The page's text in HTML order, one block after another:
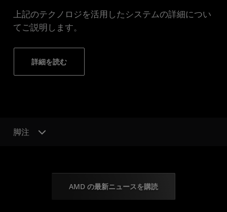
上記のテクノロジを活用したシステムの詳細につい
てご説明します。
詳細を読む
脚注
AMD の最新ニュースを購読